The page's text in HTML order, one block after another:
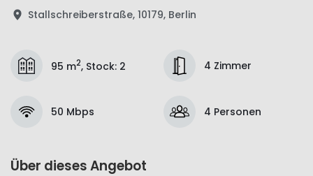
Stallschreiberstraße, 10179, Berlin
95 m2, Stock: 2 4 Zimmer
50 Mbps 4 Personen
Über dieses Angebot